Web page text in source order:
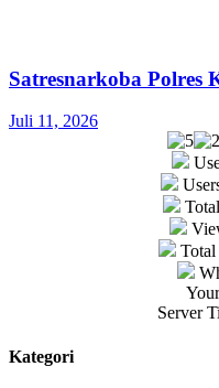
Satresnarkoba Polres
Juli 11, 2026
Total
Server
Kategori